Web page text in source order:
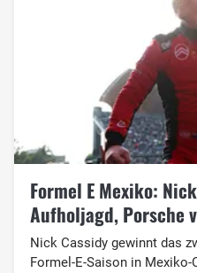
Formel E Mexiko:
Aufholjagd, Porsche
Nick Cassidy gewinnt das
Formel-E-Saison in